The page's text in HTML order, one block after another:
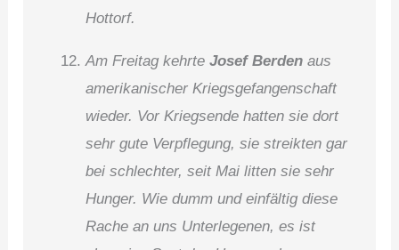
Hottorf.
Am Freitag kehrte Josef Berden aus
amerikanischer Kriegsgefangenschaft
wieder. Vor Kriegsende hatten sie dort
sehr gute Verpflegung, sie streikten gar
bei schlechter, seit Mai litten sie sehr
Hunger. Wie dumm und einfältig diese
Rache an uns Unterlegenen, es ist